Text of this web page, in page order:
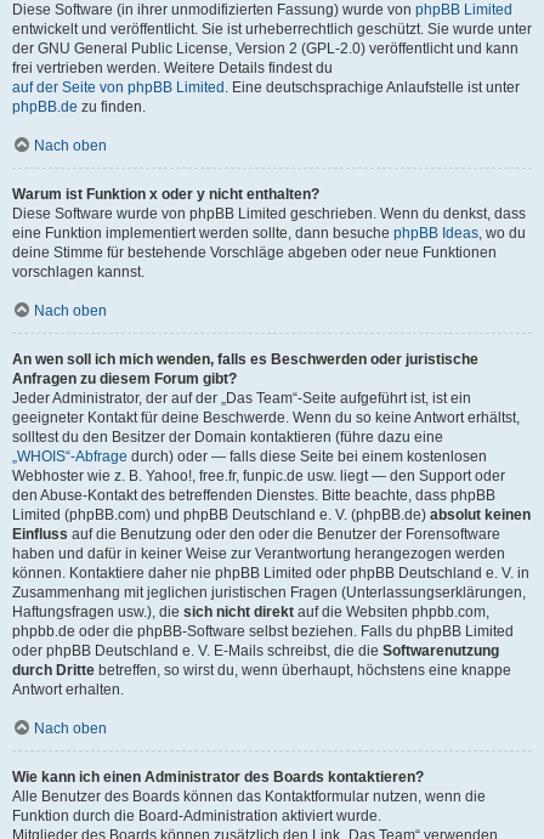
Diese Software (in ihrer unmodifizierten Fassung) wurde von phpBB Limited
entwickelt und veröffentlicht. Sie ist urheberrechtlich geschützt. Sie wurde unter
der GNU General Public License, Version 2 (GPL-2.0) veröffentlicht und kann
frei vertrieben werden. Weitere Details findest du
auf der Seite von phpBB Limited . Eine deutschsprachige Anlaufstelle ist unter
phpBB.de zu finden.
Nach oben
Warum ist Funktion x oder y nicht enthalten?
Diese Software wurde von phpBB Limited geschrieben. Wenn du denkst, dass
eine Funktion implementiert werden sollte, dann besuche phpBB Ideas, wo du
deine Stimme für bestehende Vorschläge abgeben oder neue Funktionen
vorschlagen kannst.
Nach oben
An wen soll ich mich wenden, falls es Beschwerden oder juristische
Anfragen zu diesem Forum gibt?
Jeder Administrator, der auf der „Das Team“-Seite aufgeführt ist, ist ein
geeigneter Kontakt für deine Beschwerde. Wenn du so keine Antwort erhältst,
solltest du den Besitzer der Domain kontaktieren (führe dazu eine
„WHOIS“-Abfrage durch) oder — falls diese Seite bei einem kostenlosen
Webhoster wie z. B. Yahoo!, free.fr, funpic.de usw. liegt — den Support oder
den Abuse-Kontakt des betreffenden Dienstes. Bitte beachte, dass phpBB
Limited (phpBB.com) und phpBB Deutschland e. V. (phpBB.de) absolut keinen
Einfluss auf die Benutzung oder den oder die Benutzer der Forensoftware
haben und dafür in keiner Weise zur Verantwortung herangezogen werden
können. Kontaktiere daher nie phpBB Limited oder phpBB Deutschland e. V. in
Zusammenhang mit jeglichen juristischen Fragen (Unterlassungserklärungen,
Haftungsfragen usw.), die sich nicht direkt auf die Websiten phpbb.com,
phpbb.de oder die phpBB-Software selbst beziehen. Falls du phpBB Limited
oder phpBB Deutschland e. V. E-Mails schreibst, die die Softwarenutzung
durch Dritte betreffen, so wirst du, wenn überhaupt, höchstens eine knappe
Antwort erhalten.
Nach oben
Wie kann ich einen Administrator des Boards kontaktieren?
Alle Benutzer des Boards können das Kontaktformular nutzen, wenn die
Funktion durch die Board-Administration aktiviert wurde.
Mitglieder des Boards können zusätzlich den Link „Das Team“ verwenden.